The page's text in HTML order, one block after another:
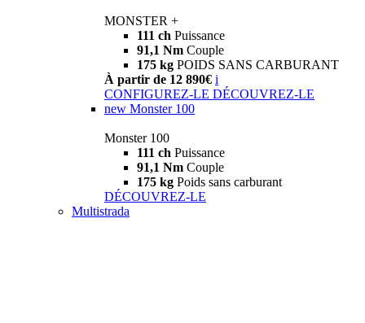
MONSTER +
111 ch Puissance
91,1 Nm Couple
175 kg POIDS SANS CARBURANT
À partir de 12 890€ i
CONFIGUREZ-LE DÉCOUVREZ-LE
new Monster 100
Monster 100
111 ch Puissance
91,1 Nm Couple
175 kg Poids sans carburant
DÉCOUVREZ-LE
Multistrada